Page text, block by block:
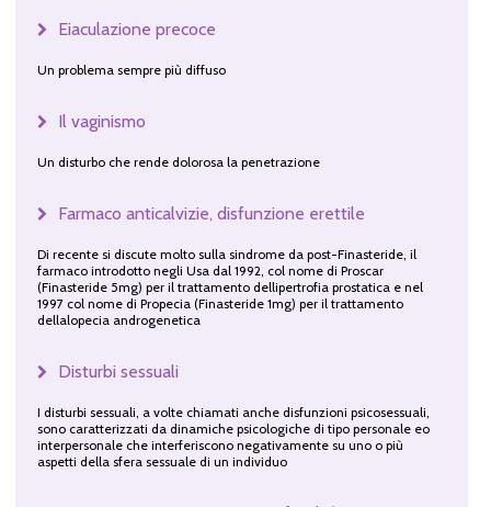
Eiaculazione precoce
Un problema sempre più diffuso
Il vaginismo
Un disturbo che rende dolorosa la penetrazione
Farmaco anticalvizie, disfunzione erettile
Di recente si discute molto sulla sindrome da post-Finasteride, il
farmaco introdotto negli Usa dal 1992, col nome di Proscar
(Finasteride 5mg) per il trattamento dellipertrofia prostatica e nel
1997 col nome di Propecia (Finasteride 1mg) per il trattamento
dellalopecia androgenetica
Disturbi sessuali
I disturbi sessuali, a volte chiamati anche disfunzioni psicosessuali,
sono caratterizzati da dinamiche psicologiche di tipo personale eo
interpersonale che interferiscono negativamente su uno o più
aspetti della sfera sessuale di un individuo